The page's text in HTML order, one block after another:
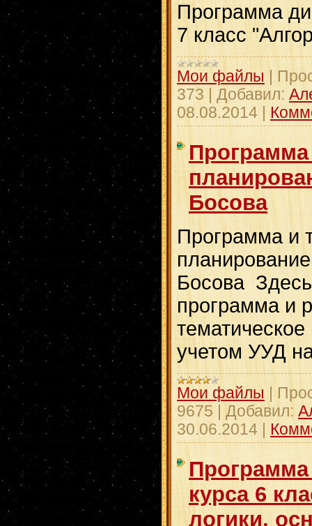
Программа
7 класс
Мои файлы
373
Добавил:
08.08.2014
Программа
Босова
Программа и
Босова
программа и
учетом УУД
Мои файлы
9675
Добавил:
30.06.2014
курса 6
логики,